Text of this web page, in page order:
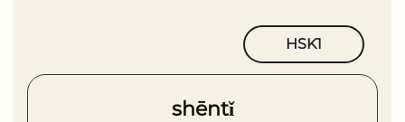
HSK1
shēntǐ